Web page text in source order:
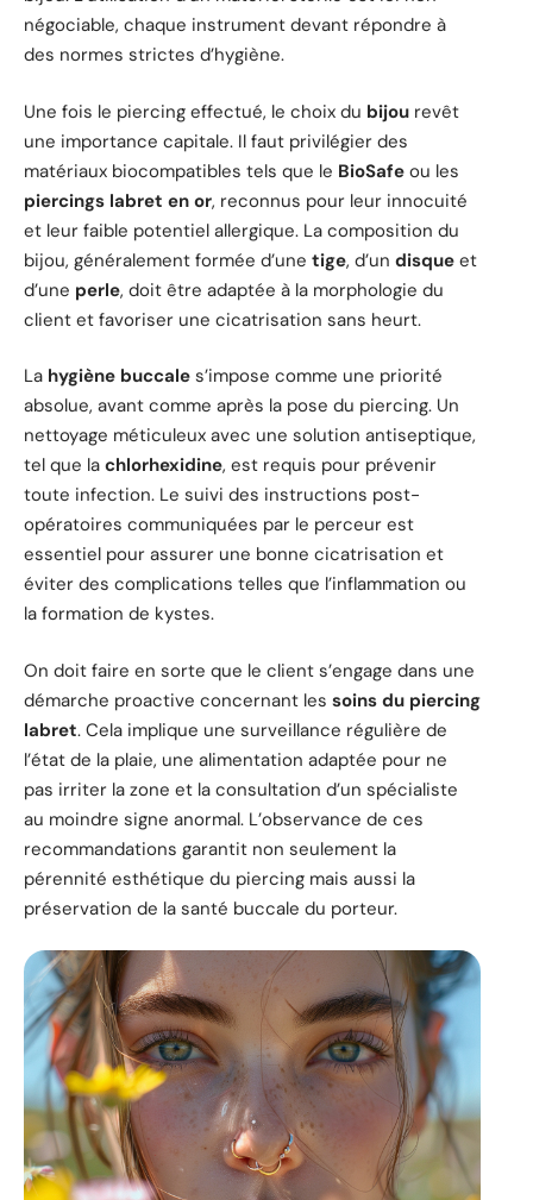
négociable, chaque instrument devant répondre à
des normes strictes d’hygiène.
Une fois le piercing effectué, le choix du bijou revêt
une importance capitale. Il faut privilégier des
matériaux biocompatibles tels que le BioSafe ou les
piercings labret en or, reconnus pour leur innocuité
et leur faible potentiel allergique. La composition du
bijou, généralement formée d’une tige, d’un disque et
d’une perle, doit être adaptée à la morphologie du
client et favoriser une cicatrisation sans heurt.
La hygiène buccale s’impose comme une priorité
absolue, avant comme après la pose du piercing. Un
nettoyage méticuleux avec une solution antiseptique,
tel que la chlorhexidine, est requis pour prévenir
toute infection. Le suivi des instructions post-
opératoires communiquées par le perceur est
essentiel pour assurer une bonne cicatrisation et
éviter des complications telles que l’inflammation ou
la formation de kystes.
On doit faire en sorte que le client s’engage dans une
démarche proactive concernant les soins du piercing
labret. Cela implique une surveillance régulière de
l’état de la plaie, une alimentation adaptée pour ne
pas irriter la zone et la consultation d’un spécialiste
au moindre signe anormal. L’observance de ces
recommandations garantit non seulement la
pérennité esthétique du piercing mais aussi la
préservation de la santé buccale du porteur.